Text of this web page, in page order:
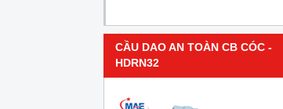
CẦU DAO AN TOÀN CB CÓC -
HDRN32